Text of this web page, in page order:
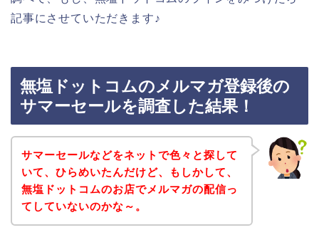
記事にさせていただきます♪
無塩ドットコムのメルマガ登録後の
サマーセールを調査した結果！
サマーセールなどをネットで色々と探して
いて、ひらめいたんだけど、もしかして、
無塩ドットコムのお店でメルマガの配信っ
てしていないのかな～。